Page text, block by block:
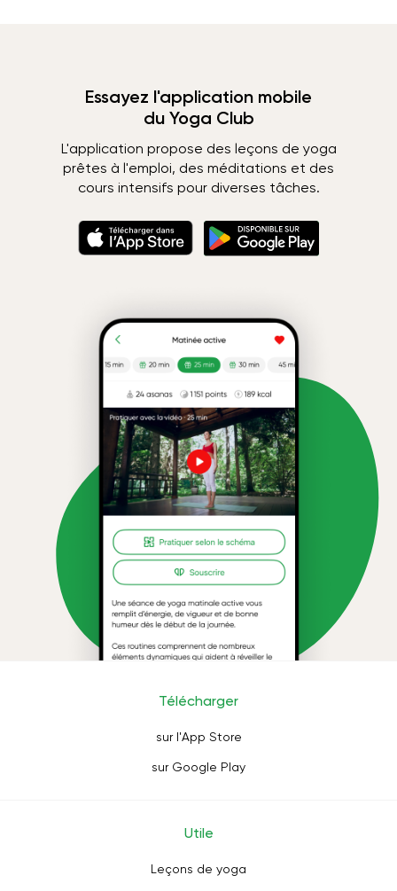
Essayez l'application mobile
du Yoga Club
L'application propose des leçons de yoga
prêtes à l'emploi, des méditations et des
cours intensifs pour diverses tâches.
Télécharger
sur l'App Store
sur Google Play
Utile
Leçons de yoga